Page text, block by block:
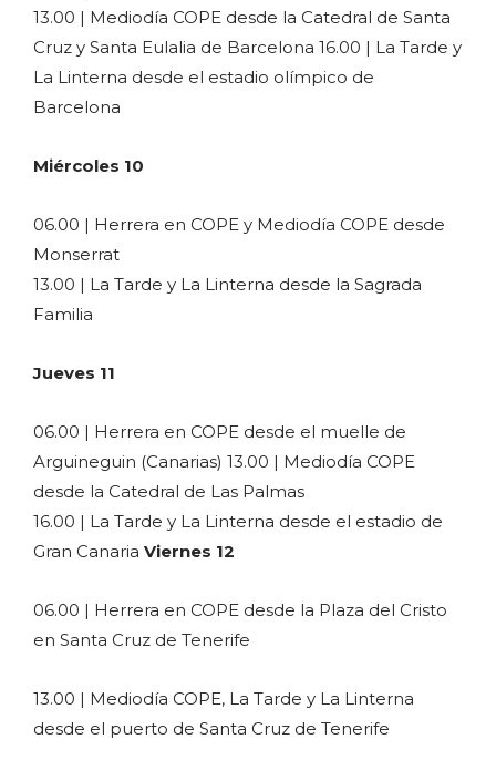
13.00 | Mediodía COPE desde la Catedral de Santa
Cruz y Santa Eulalia de Barcelona 16.00 | La Tarde y
La Linterna desde el estadio olímpico de
Barcelona
Miércoles 10
06.00 | Herrera en COPE y Mediodía COPE desde
Monserrat
13.00 | La Tarde y La Linterna desde la Sagrada
Familia
Jueves 11
06.00 | Herrera en COPE desde el muelle de
Arguineguin (Canarias) 13.00 | Mediodía COPE
desde la Catedral de Las Palmas
16.00 | La Tarde y La Linterna desde el estadio de
Gran Canaria Viernes 12
06.00 | Herrera en COPE desde la Plaza del Cristo
en Santa Cruz de Tenerife
13.00 | Mediodía COPE, La Tarde y La Linterna
desde el puerto de Santa Cruz de Tenerife